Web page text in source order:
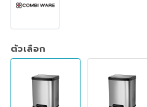
ตัวเลือก